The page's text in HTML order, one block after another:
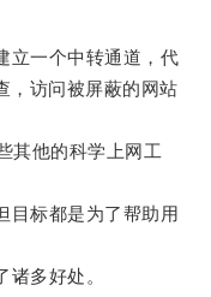
一个中转通道，代
，访问被屏蔽的网站
他的科学上网工
标都是为了帮助用
多好处。